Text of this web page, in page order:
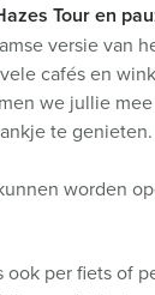
Tour en
versie van
cafés en
we jullie
te genieten.
worden
per fiets of